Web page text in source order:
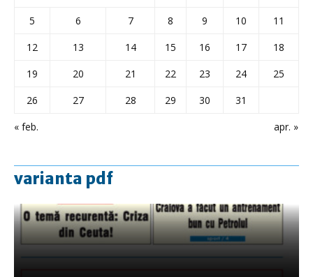
« feb. apr. »
5
6 7 8 9 10
11
12
13 14 15 16 17
18
19
20 21 22 23 24
25
26
27 28 29 30 31
varianta pdf